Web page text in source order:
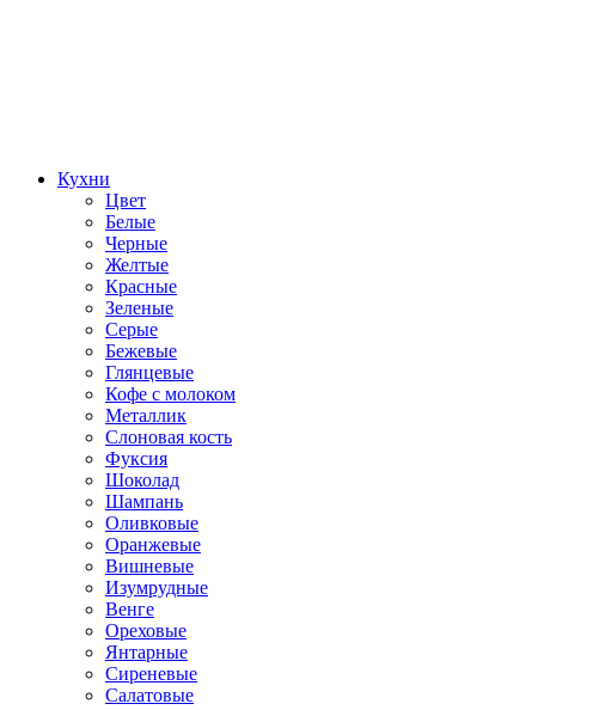
Кухни
Цвет
Белые
Черные
Желтые
Красные
Зеленые
Серые
Бежевые
Глянцевые
Кофе с молоком
Металлик
Слоновая кость
Фуксия
Шоколад
Шампань
Оливковые
Оранжевые
Вишневые
Изумрудные
Венге
Ореховые
Янтарные
Сиреневые
Салатовые